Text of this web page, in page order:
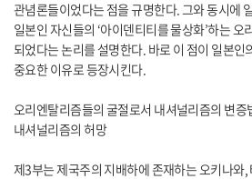
관념론들이었다는 점을 규명한다. 그와 동시에
일본인 자신들의 ‘아이덴티티를 물상화’하는 오
되었다는 논리를 설명한다. 바로 이 점이 일본인
중요한 이유로 등장시킨다.
오리엔탈리즘들의 굴절로서 내셔널리즘의 변증
내셔널리즘의 허망
제3부는 제국주의 지배하에 존재하는 오키나와,